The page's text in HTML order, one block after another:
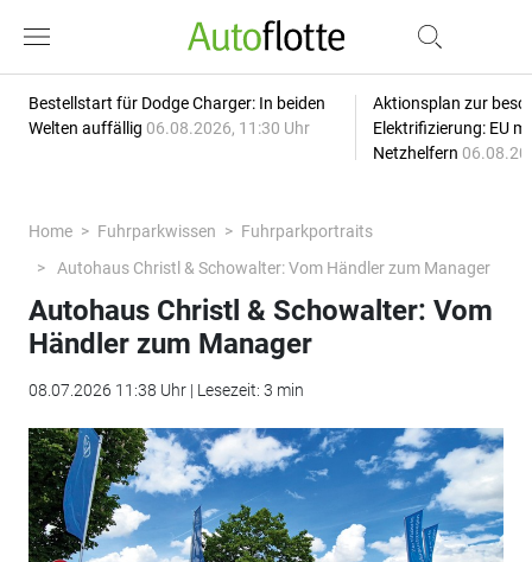
Bestellstart für Dodge Charger: In beiden
Welten auffällig 06.08.2026, 11:30 Uhr
Aktionsplan zur
Elektrifizierung: EU
Netzhelfern
Home Fuhrparkwissen
Fuhrparkportraits
Autohaus Christl & Schowalter: Vom Händler zum Manager
Autohaus Christl & Schowalter: Vom
Händler zum Manager
08.07.2026 11:38 Uhr | Lesezeit: 3 min